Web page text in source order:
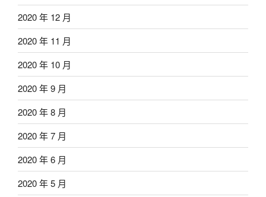
2020 年 12 月
2020 年 11 月
2020 年 10 月
2020 年 9 月
2020 年 8 月
2020 年 7 月
2020 年 6 月
2020 年 5 月